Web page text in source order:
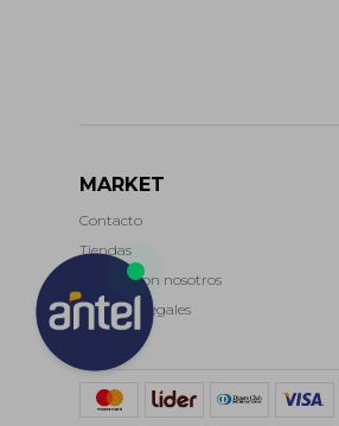
MARKET
Contacto
Tiendas
Trabaja con nosotros
Términos legales